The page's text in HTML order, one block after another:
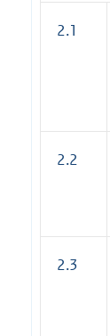
2.1
2.2
2.3